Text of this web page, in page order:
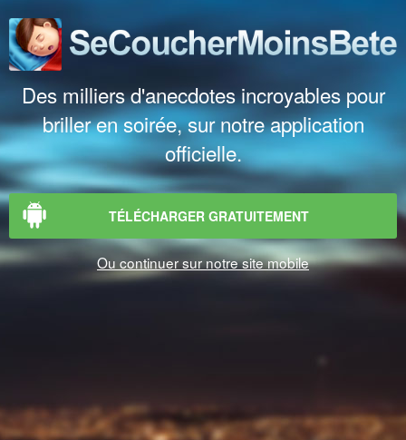
Des milliers d'anecdotes incroyables pour
briller en soirée, sur notre application
officielle.
TÉLÉCHARGER GRATUITEMENT
Ou continuer sur notre site mobile